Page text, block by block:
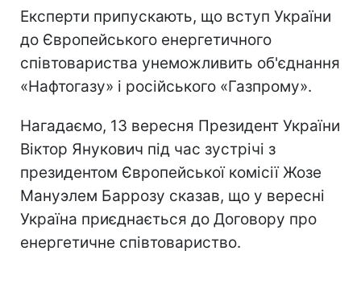
Експерти припускають, що вступ України
до Європейського енергетичного
спiвтовариства унеможливить об'єднання
«Нафтогазу» і російського «Газпрому».
Нагадаємо, 13 вересня Президент України
Віктор Янукович під час зустрічі з
президентом Європейської комісії Жозе
Мануэлем Баррозу сказав, що у вересні
Україна приєднається до Договору про
енергетичне співтовариство.